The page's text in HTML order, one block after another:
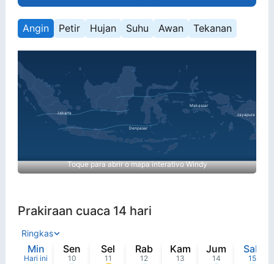
Angin Petir Hujan Suhu Awan Tekanan
Toque para abrir o mapa interativo Windy
Prakiraan cuaca 14 hari
Ringkas
Min
Hari ini
Sen
10
Sel
11
Rab
12
Kam
13
Jum
14
Sab
15